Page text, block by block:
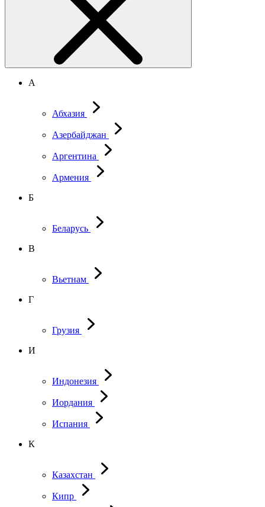
А
Абхазия
Азербайджан
Аргентина
Армения
Б
Беларусь
В
Вьетнам
Г
Грузия
И
Индонезия
Иордания
Испания
К
Казахстан
Кипр